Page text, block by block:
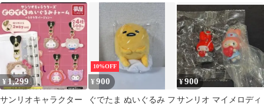
ミ フィギュアのクロミ
です
¥1,299
サンリオキャラクター
10%OFF
¥900
ぐでたま ぬいぐるみ フ
¥900
サンリオ マイメロディ